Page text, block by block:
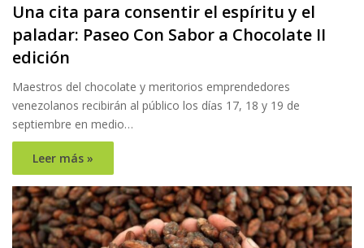
Una cita para consentir el espíritu y el
paladar: Paseo Con Sabor a Chocolate II
edición
Maestros del chocolate y meritorios emprendedores
venezolanos recibirán al público los días 17, 18 y 19 de
septiembre en medio…
Leer más »